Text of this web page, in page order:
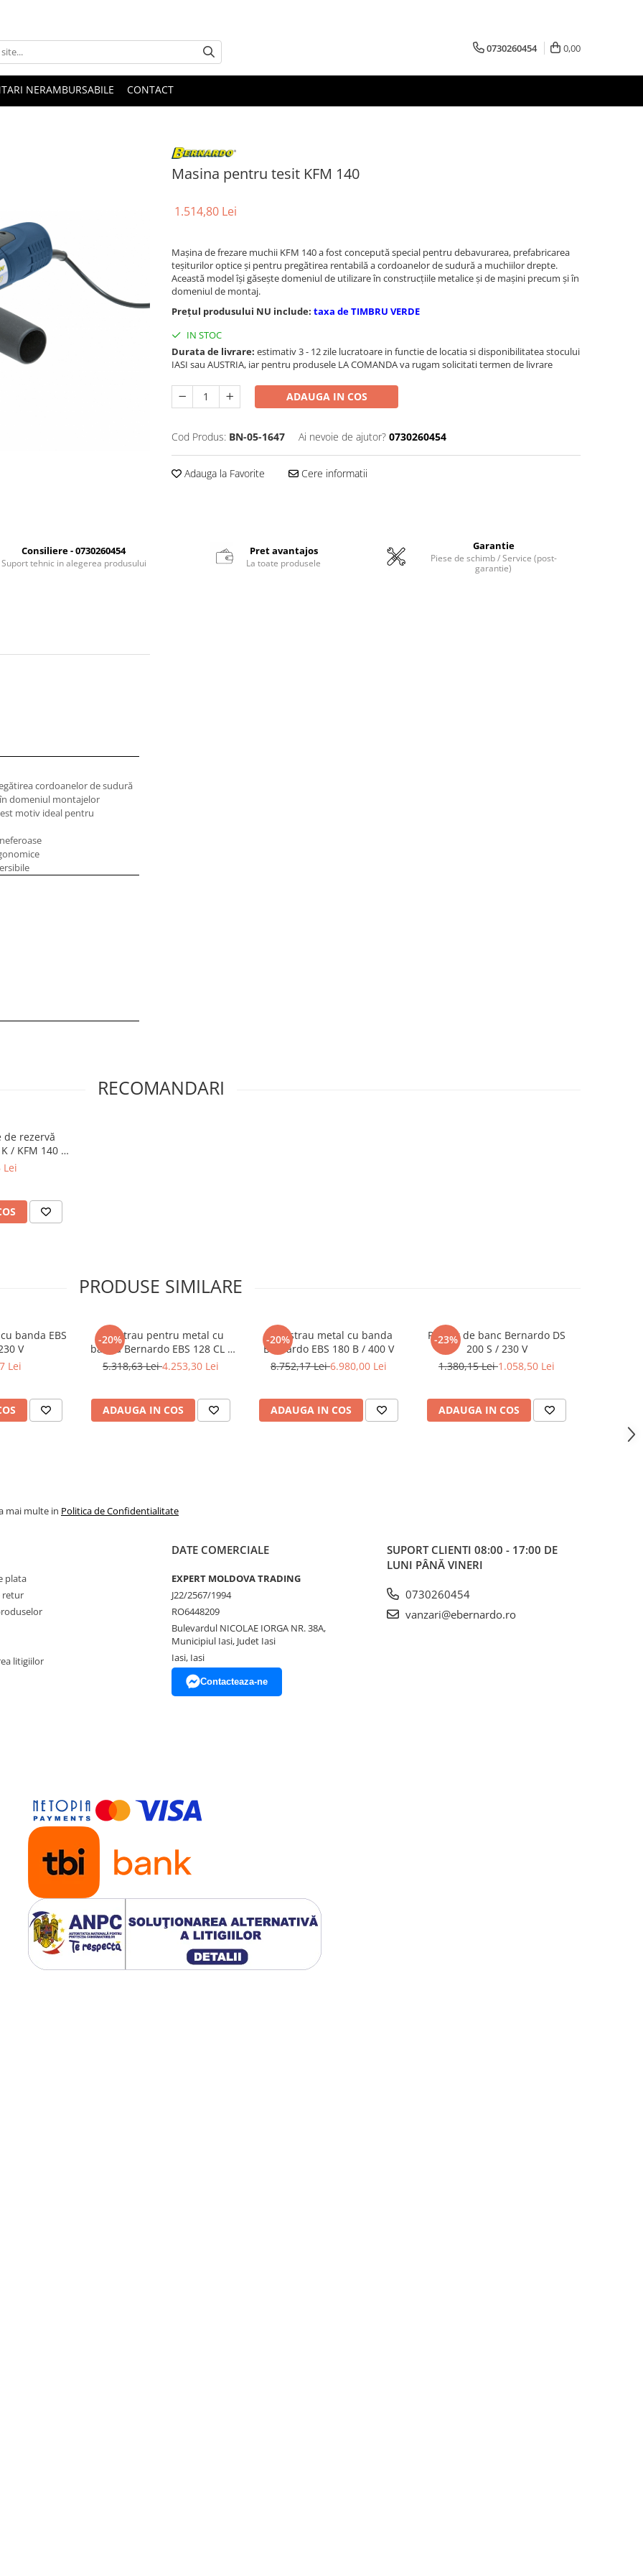
0730260454 0,00
NERAMBURSABILE CONTACT
Masina pentru tesit KFM 140
1.514,80 Lei
Maşina de frezare muchii KFM 140 a fost concepută special pentru debavurarea, prefabricarea
teşiturilor optice şi pentru pregătirea rentabilă a cordoanelor de sudură a muchiilor drepte.
Această model îşi găseşte domeniul de utilizare în construcţiile metalice şi de maşini precum şi în
domeniul de montaj.
Prețul produsului NU include: taxa de TIMBRU VERDE
IN STOC
Durata de livrare: estimativ 3 - 12 zile lucratoare in functie de locatia si disponibilitatea stocului
IASI sau AUSTRIA, iar pentru produsele LA COMANDA va rugam solicitati termen de livrare
ADAUGA IN COS
Cod Produs: BN-05-1647 Ai nevoie de ajutor? 0730260454
Adauga la Favorite Cere informatii
Consiliere - 0730260454
Suport tehnic in alegerea produsului
Pret avantajos
La toate produsele
Garantie
Piese de schimb / Service (post-
garantie)
cordoanelor de sudură
domeniul montajelor
motiv ideal pentru
RECOMANDARI
de rezervă
/ KFM 140 /
Duo
Lei
PRODUSE SIMILARE
banda EBS
V
Lei
-20%
Ferastrau pentru metal cu
banda Bernardo EBS 128 CL -
230 V
5.318,63 Lei4.253,30 Lei
ADAUGA IN COS
-20%
Fierastrau metal cu banda
Bernardo EBS 180 B / 400 V
8.752,17 Lei6.980,00 Lei
ADAUGA IN COS
-23%
Polizor de banc Bernardo DS
200 S / 230 V
1.380,15 Lei1.058,50 Lei
ADAUGA IN COS
mai multe in Politica de Confidentialitate
plata
retur
litigiilor
DATE COMERCIALE
EXPERT MOLDOVA TRADING
J22/2567/1994
RO6448209
Bulevardul NICOLAE IORGA NR. 38A,
Municipiul Iasi, Judet Iasi
Iasi, Iasi
Contacteaza-ne
SUPORT CLIENTI 08:00 - 17:00 DE
LUNI PÂNĂ VINERI
0730260454
vanzari@ebernardo.ro